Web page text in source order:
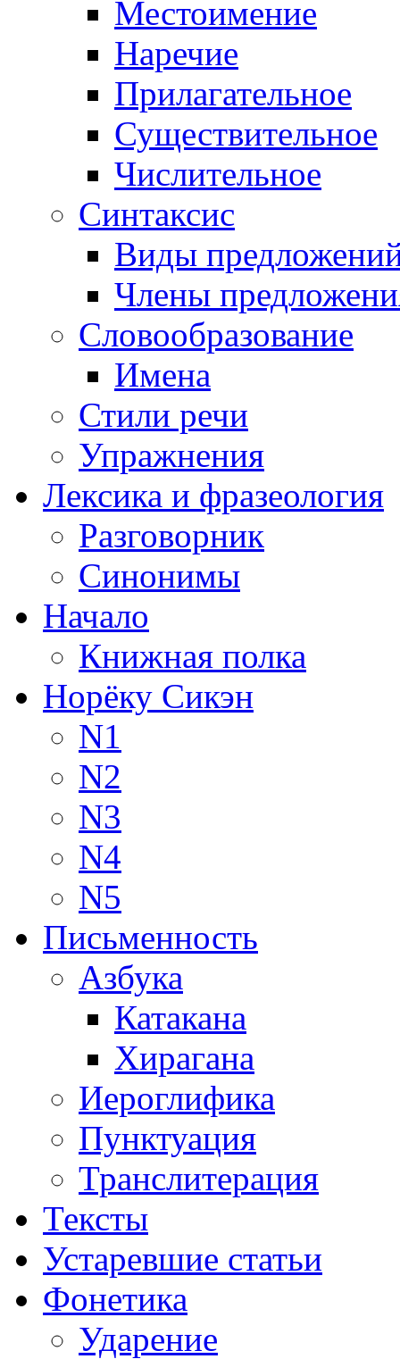
Местоимение
Наречие
Прилагательное
Существительное
Числительное
Синтаксис
Виды
Члены
Словообразование
Имена
Стили речи
Упражнения
Лексика и фразеология
Разговорник
Синонимы
Начало
Книжная полка
Норёку Сикэн
N1
N2
N3
N4
N5
Письменность
Азбука
Катакана
Хирагана
Иероглифика
Пунктуация
Транслитерация
Тексты
Устаревшие статьи
Фонетика
Ударение